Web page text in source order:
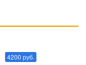
4200 руб.